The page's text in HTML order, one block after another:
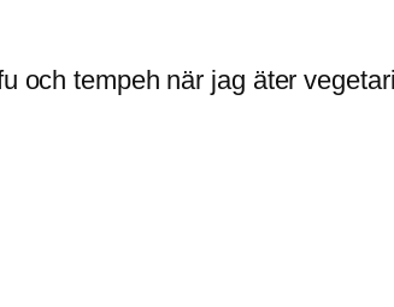
och tempeh när jag äter